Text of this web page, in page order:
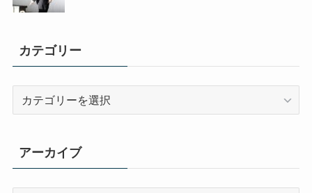
カテゴリー
リ
ー
アーカイブ